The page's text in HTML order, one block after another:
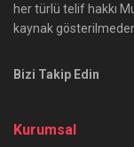
her türlü telif hakkı
kaynak
Bizi Takip Edin
Kurumsal